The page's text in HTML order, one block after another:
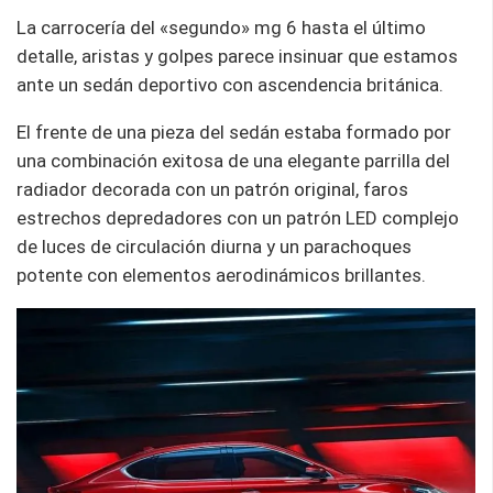
La carrocería del «segundo» mg 6 hasta el último
detalle, aristas y golpes parece insinuar que estamos
ante un sedán deportivo con ascendencia británica.
El frente de una pieza del sedán estaba formado por
una combinación exitosa de una elegante parrilla del
radiador decorada con un patrón original, faros
estrechos depredadores con un patrón LED complejo
de luces de circulación diurna y un parachoques
potente con elementos aerodinámicos brillantes.